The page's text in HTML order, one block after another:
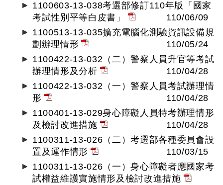
1100603-13-038考選部修訂110年版「國家
考試性別平等白皮書」
110/06/09
1100513-13-035擴充電腦化測驗資訊設備規
劃辦理情形
110/05/24
1100422-13-032（二）警察人員升官等考試
辦理情形及分析
110/04/28
1100422-13-032（一）警察人員考試辦理情
形
110/04/28
1100401-13-029身心障礙人員特考辦理情形
及檢討改進措施
110/04/28
1100311-13-026（二）考選部各種委員會設
置及運作情形
110/03/15
1100311-13-026（一）身心障礙者應國家考
試權益維護實施情形及檢討改進措施